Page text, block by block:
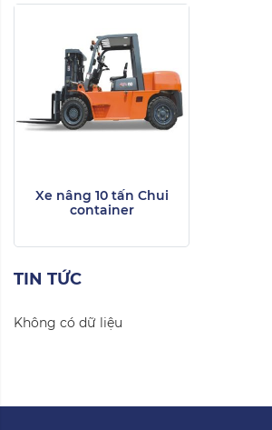
Xe nâng 10 tấn Chui
container
TIN TỨC
Không có dữ liệu